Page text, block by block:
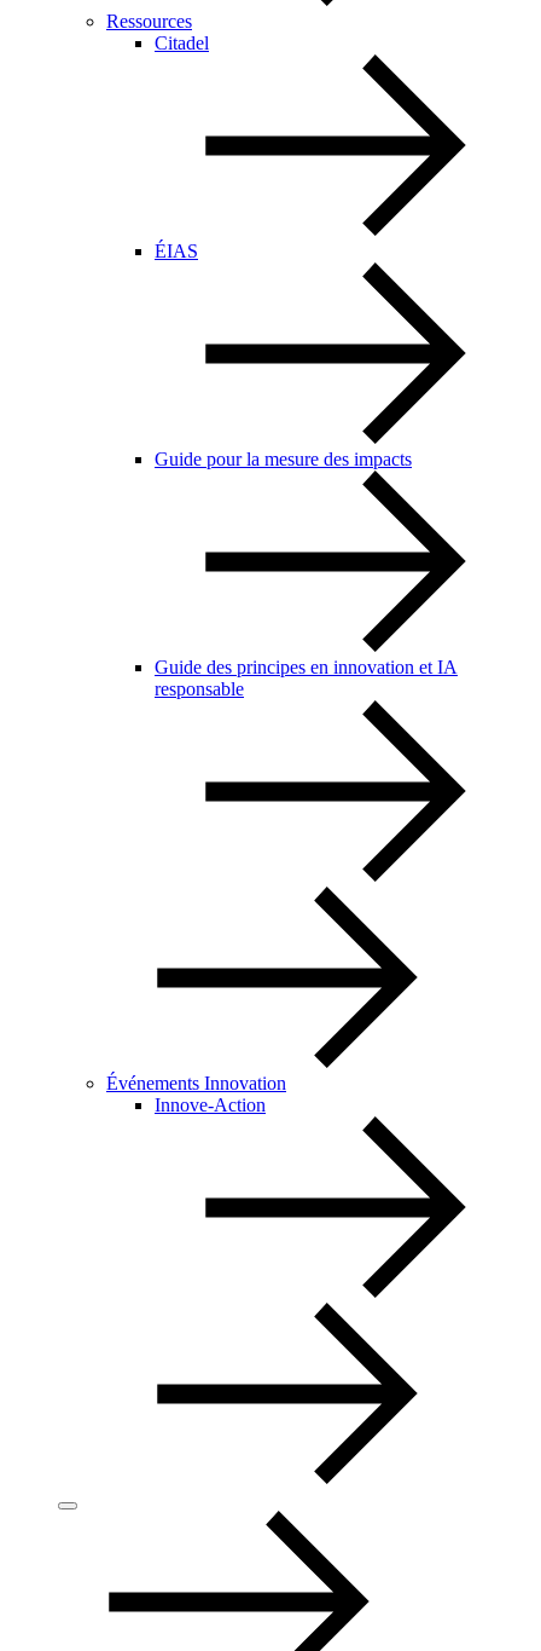
Ressources
Citadel
ÉIAS
Guide pour la mesure des impacts
Guide des principes en innovation et IA
responsable
Événements Innovation
Innove-Action